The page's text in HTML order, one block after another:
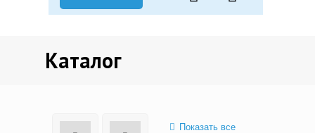
Каталог
Показать все